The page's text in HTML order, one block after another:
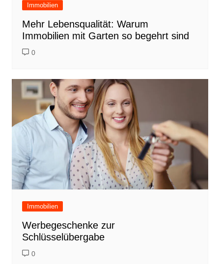
Immobilien
Mehr Lebensqualität: Warum
Immobilien mit Garten so begehrt sind
0
Immobilien
Werbegeschenke zur
Schlüsselübergabe
0